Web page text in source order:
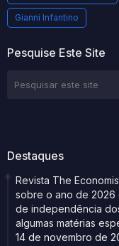
Gianni Infantino
Pesquise Este Site
Destaques
Revista The
sobre o ano de 2026
de independência
algumas matérias
14 de novembro de